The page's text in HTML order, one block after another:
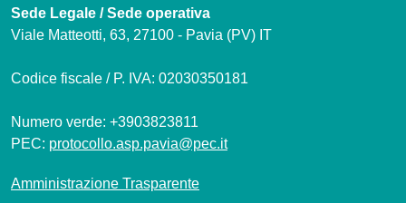
Sede Legale / Sede operativa
Viale Matteotti, 63, 27100 - Pavia (PV) IT
Codice fiscale / P. IVA: 02030350181
Numero verde: +3903823811
PEC: protocollo.asp.pavia@pec.it
Amministrazione Trasparente